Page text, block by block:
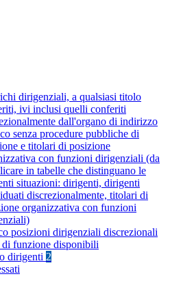
dirigenziali, a qualsiasi titolo
ivi inclusi quelli conferiti
dall'organo di indirizzo
senza procedure pubbliche di
e titolari di posizione
con funzioni dirigenziali (da
in tabelle che distinguano le
situazioni: dirigenti, dirigenti
discrezionalmente, titolari di
organizzativa con funzioni
posizioni dirigenziali discrezionali
di funzione disponibili
dirigenti 2